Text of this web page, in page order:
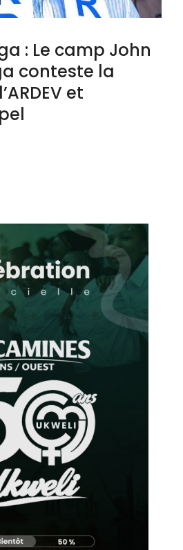
: Le camp John
conteste la
et